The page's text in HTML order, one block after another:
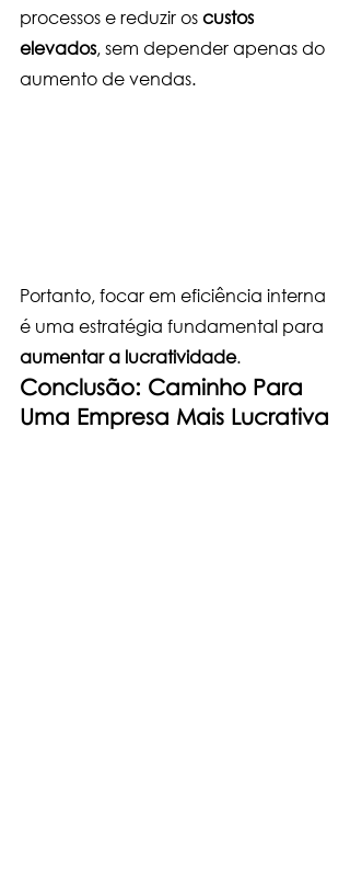
processos e reduzir os custos
elevados, sem depender apenas do
aumento de vendas.
Portanto, focar em eficiência interna
é uma estratégia fundamental para
aumentar a lucratividade.
Conclusão: Caminho Para
Uma Empresa Mais Lucrativa